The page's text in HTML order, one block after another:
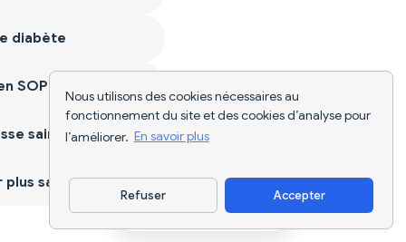
Nous utilisons des cookies nécessaires au
fonctionnement du site et des cookies d’analyse pour
l’améliorer. En savoir plus
Refuser Accepter
Télécharger l'appli
diabète
SOPK
saine
sain